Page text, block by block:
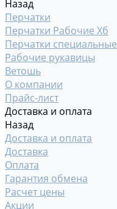
Назад
Перчатки
Перчатки Рабочие Хб
Перчатки специальные
Рабочие рукавицы
Ветошь
О компании
Прайс-лист
Доставка и оплата
Назад
Доставка и оплата
Доставка
Оплата
Гарантия обмена
Расчет цены
Акции